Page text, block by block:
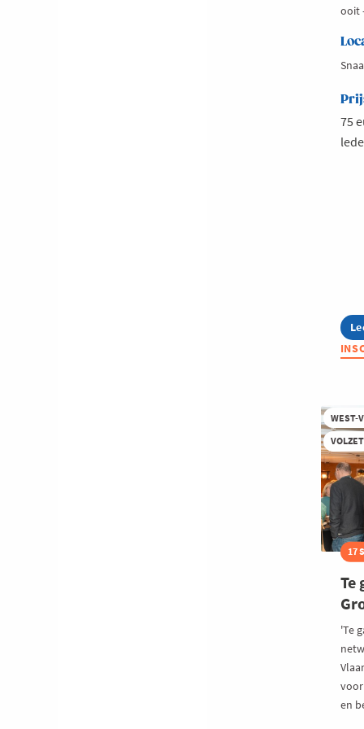
ooit
75
WEST-
VOLZET
17
Te
'Te
en